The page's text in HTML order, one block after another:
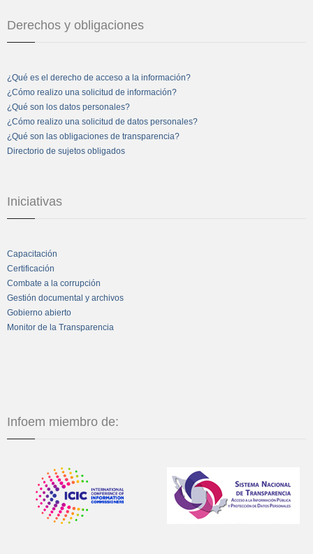
Derechos y obligaciones
¿Qué es el derecho de acceso a la información?
¿Cómo realizo una solicitud de información?
¿Qué son los datos personales?
¿Cómo realizo una solicitud de datos personales?
¿Qué son las obligaciones de transparencia?
Directorio de sujetos obligados
Iniciativas
Capacitación
Certificación
Combate a la corrupción
Gestión documental y archivos
Gobierno abierto
Monitor de la Transparencia
Infoem miembro de: